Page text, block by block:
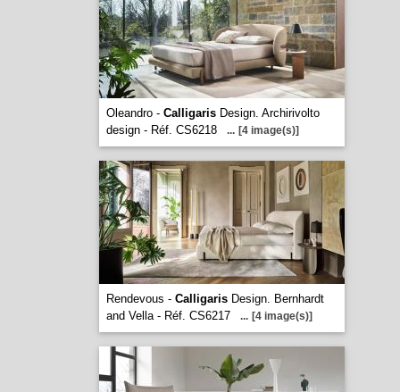
Oleandro - CalligarisDesign. Archirivolto
design - Réf. CS6218
... [4 image(s)]
Rendevous - CalligarisDesign. Bernhardt
and Vella - Réf. CS6217
... [4 image(s)]